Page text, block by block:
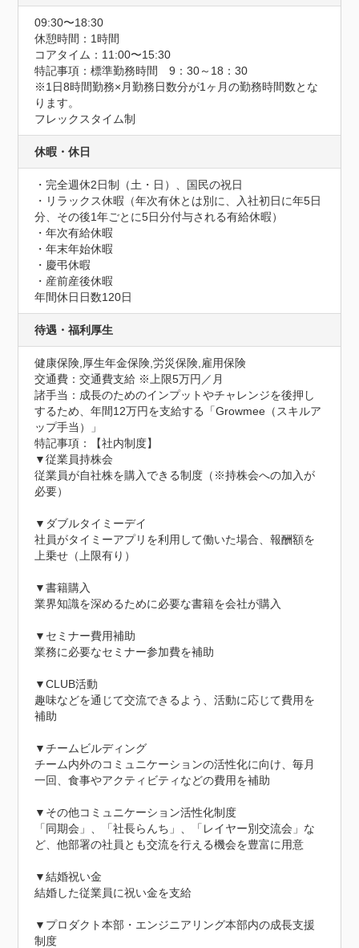
09:30〜18:30
休憩時間：1時間
コアタイム：11:00〜15:30
特記事項：標準勤務時間　9：30～18：30
※1日8時間勤務×月勤務日数分が1ヶ月の勤務時間数とな
ります。
フレックスタイム制
休暇・休日
・完全週休2日制（土・日）、国民の祝日
・リラックス休暇（年次有休とは別に、入社初日に年5日
分、その後1年ごとに5日分付与される有給休暇）
・年次有給休暇
・年末年始休暇
・慶弔休暇
・産前産後休暇
年間休日日数120日
待遇・福利厚生
健康保険,厚生年金保険,労災保険,雇用保険
交通費：交通費支給 ※上限5万円／月
諸手当：成長のためのインプットやチャレンジを後押し
するため、年間12万円を支給する「Growmee（スキルア
ップ手当）」
特記事項：【社内制度】
▼従業員持株会
従業員が自社株を購入できる制度（※持株会への加入が
必要）
▼ダブルタイミーデイ
社員がタイミーアプリを利用して働いた場合、報酬額を
上乗せ（上限有り）
▼書籍購入
業界知識を深めるために必要な書籍を会社が購入
▼セミナー費用補助
業務に必要なセミナー参加費を補助
▼CLUB活動
趣味などを通じて交流できるよう、活動に応じて費用を
補助
▼チームビルディング
チーム内外のコミュニケーションの活性化に向け、毎月
一回、食事やアクティビティなどの費用を補助
▼その他コミュニケーション活性化制度
「同期会」、「社長らんち」、「レイヤー別交流会」な
ど、他部署の社員とも交流を行える機会を豊富に用意
▼結婚祝い金
結婚した従業員に祝い金を支給
▼プロダクト本部・エンジニアリング本部内の成長支援
制度